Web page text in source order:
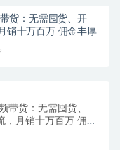
货：无需囤货、开
销十万百万 佣金丰厚
带货：无需囤货、
，月销十万百万 佣